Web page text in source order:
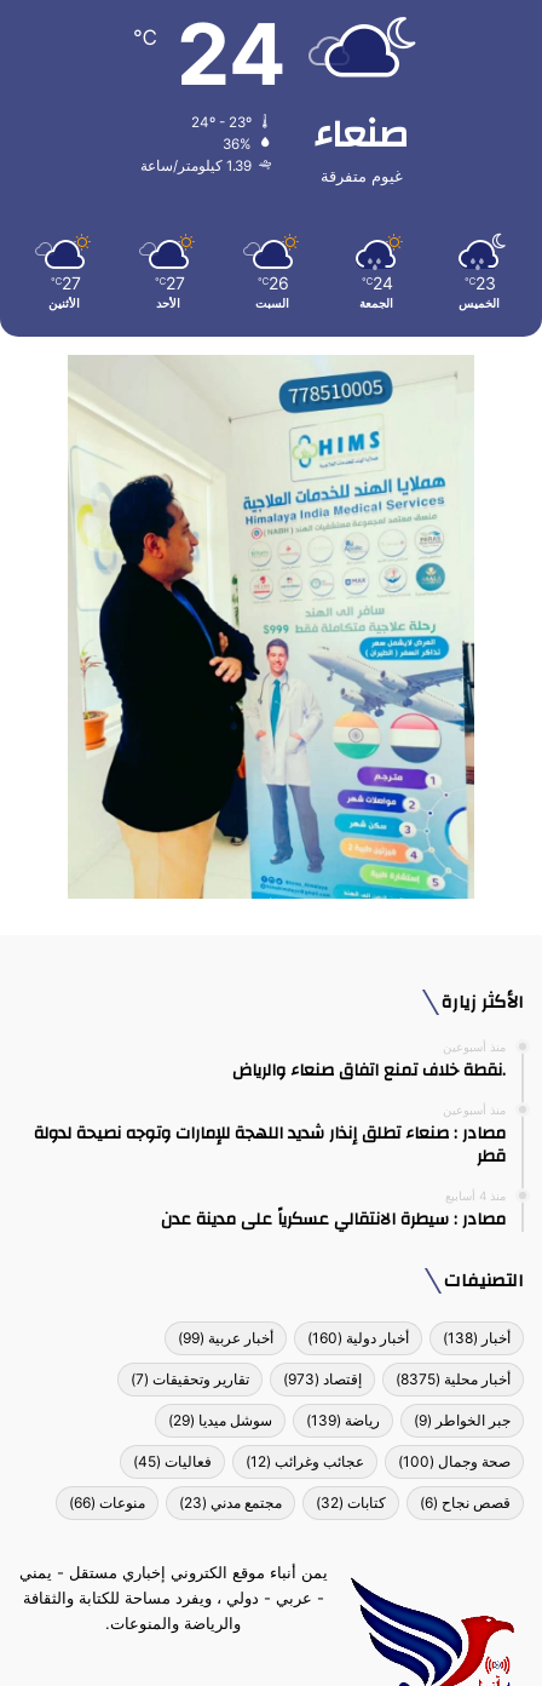
صنعاء
غيوم متفرقة
24
℃
36%
1.39 كيلومتر/ساعة
23
℃
الخميس
24
℃
الجمعة
26
℃
السبت
27
℃
الأحد
27
℃
الأثنين
الأكثر زيارة
منذ أسبوعين
.نقطة خلاف تمنع اتفاق صنعاء والرياض
منذ أسبوعين
مصادر : صنعاء تطلق إنذار شديد اللهجة للإمارات وتوجه نصيحة لدولة
قطر
منذ 4 أسابيع
مصادر : سيطرة الانتقالي عسكرياً على مدينة عدن
التصنيفات
أخبار (138) أخبار دولية (160) أخبار عربية (99)
أخبار محلية (8375) إقتصاد (973) تقارير وتحقيقات (7)
جبر الخواطر (9) رياضة (139) سوشل ميديا (29)
صحة وجمال (100) عجائب وغرائب (12) فعاليات (45)
قصص نجاح (6) كتابات (32) مجتمع مدني (23) منوعات (66)
يمن أنباء موقع الكتروني إخباري مستقل - يمني
- عربي - دولي ، ويفرد مساحة للكتابة والثقافة
والرياضة والمنوعات.